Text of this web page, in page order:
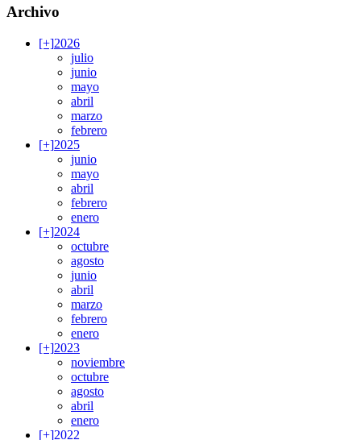
Archivo
[+]2026
julio
junio
mayo
abril
marzo
febrero
[+]2025
junio
mayo
abril
febrero
enero
[+]2024
octubre
agosto
junio
abril
marzo
febrero
enero
[+]2023
noviembre
octubre
agosto
abril
enero
[+]2022